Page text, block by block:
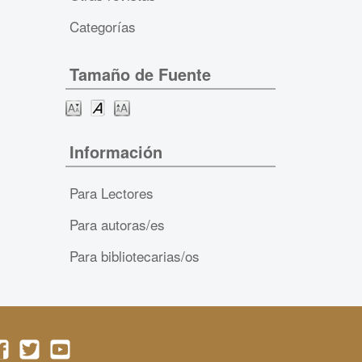
Categorías
Tamaño de Fuente
Información
Para Lectores
Para autoras/es
Para bibliotecarias/os